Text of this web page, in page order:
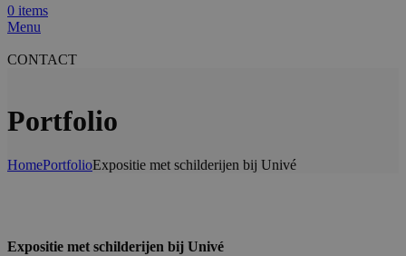
0 items
Menu
CONTACT
Portfolio
HomePortfolioExpositie met schilderijen bij Univé
Expositie met schilderijen bij Univé